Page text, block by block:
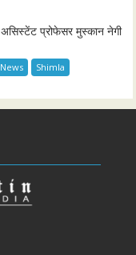
प्रोफेसर मुस्कान नेगी
Shimla